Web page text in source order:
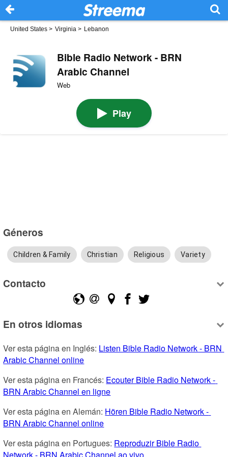
United States > Virginia > Lebanon
Bible Radio Network - BRN
Arabic Channel
Web
Play
Géneros
Children & Family Christian Religious Variety
Contacto
En otros idiomas
Ver esta página en Inglés: Listen Bible Radio Network - BRN
Arabic Channel online
Ver esta página en Francés: Ecouter Bible Radio Network -
BRN Arabic Channel en ligne
Ver esta página en Alemán: Hören Bible Radio Network -
BRN Arabic Channel online
Ver esta página en Portugues: Reproduzir Bible Radio
Network - BRN Arabic Channel ao vivo